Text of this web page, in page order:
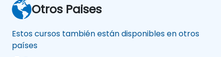
Otros Paises
Estos cursos también están disponibles en otros
países